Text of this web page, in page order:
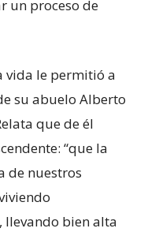
un proceso de
vida le permitió a
su abuelo Alberto
que de él
“que la
de nuestros
llevando bien alta